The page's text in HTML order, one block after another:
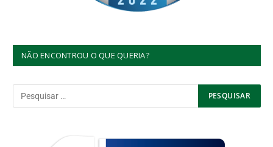
NÃO ENCONTROU O QUE QUERIA?